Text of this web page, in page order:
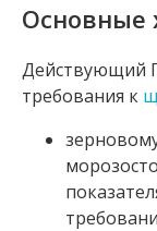
Основные
Действующий
требования к